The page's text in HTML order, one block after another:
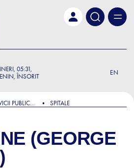
05:31
ÎNSORIT
EN
ȘI ADMINISTRATIVE
SPITALE
(GEORGE